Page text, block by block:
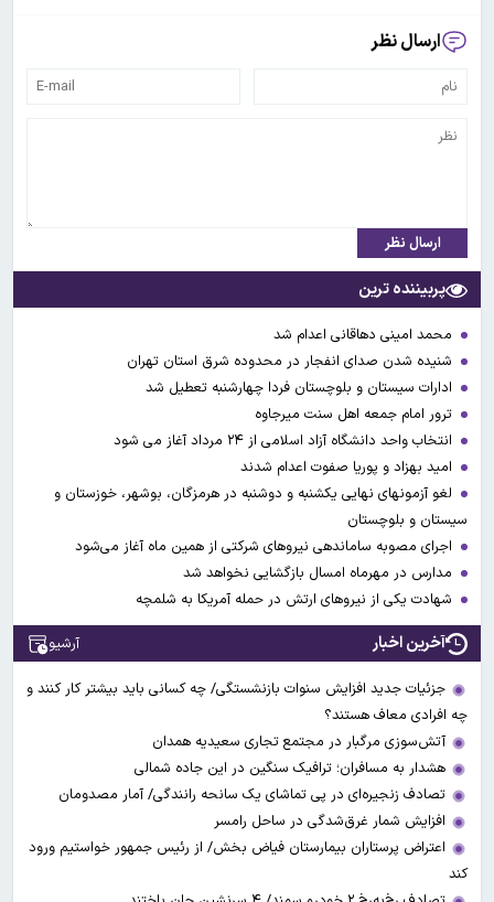
ارسال نظر
ارسال نظر
پربیننده ترین
محمد امینی دهاقانی اعدام شد
شنیده شدن صدای انفجار در محدوده شرق استان تهران
ادارات سیستان و بلوچستان فردا چهارشنبه تعطیل شد
ترور امام جمعه اهل سنت میرجاوه
انتخاب واحد دانشگاه آزاد اسلامی از ۲۴ مرداد آغاز می شود
امید بهزاد و پوریا صفوت اعدام شدند
لغو آزمونهای نهایی یکشنبه و دوشنبه در هرمزگان، بوشهر، خوزستان و
سیستان و بلوچستان
اجرای مصوبه ساماندهی نیرو‌های شرکتی از همین ماه آغاز می‌شود
مدارس در مهرماه امسال بازگشایی نخواهد شد
شهادت یکی از نیروهای ارتش در حمله آمریکا به شلمچه
آخرین اخبار آرشیو
جزئیات جدید افزایش سنوات بازنشستگی/ چه کسانی باید بیشتر کار کنند و
چه افرادی معاف هستند؟
آتش‌سوزی مرگبار در مجتمع تجاری سعیدیه همدان
هشدار به مسافران؛ ترافیک سنگین در این جاده شمالی
تصادف زنجیره‌ای در پی تماشای یک سانحه رانندگی/ آمار مصدومان
افزایش شمار غرق‌شدگی در ساحل رامسر
اعتراض پرستاران بیمارستان فیاض بخش/ از رئیس جمهور خواستیم ورود
کند